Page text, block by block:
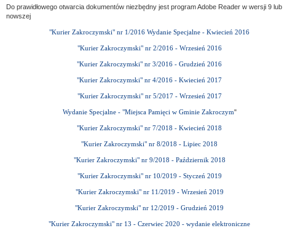
Do prawidłowego otwarcia dokumentów niezbędny jest program Adobe Reader w wersji 9 lub
nowszej
"Kurier Zakroczymski" nr 1/2016 Wydanie Specjalne - Kwiecień 2016
"Kurier Zakroczymski" nr 2/2016 - Wrzesień 2016
"Kurier Zakroczymski" nr 3/2016 - Grudzień 2016
"Kurier Zakroczymski" nr 4/2016 - Kwiecień 2017
"Kurier Zakroczymski" nr 5/2017 - Wrzesień 2017
Wydanie Specjalne - "Miejsca Pamięci w Gminie Zakroczym"
"Kurier Zakroczymski" nr 7/2018 - Kwiecień 2018
"Kurier Zakroczymski" nr 8/2018 - Lipiec 2018
"Kurier Zakroczymski" nr 9/2018 - Październik 2018
"Kurier Zakroczymski" nr 10/2019 - Styczeń 2019
"Kurier Zakroczymski" nr 11/2019 - Wrzesień 2019
"Kurier Zakroczymski" nr 12/2019 - Grudzień 2019
"Kurier Zakroczymski" nr 13 - Czerwiec 2020 - wydanie elektroniczne